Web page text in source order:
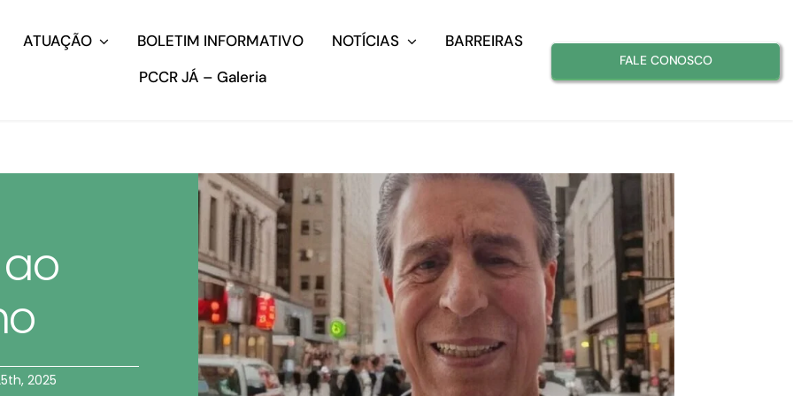
ATUAÇÃO BOLETIM INFORMATIVO NOTÍCIAS
BARREIRAS
PCCR JÁ – Galeria
FALE CONOSCO
2025